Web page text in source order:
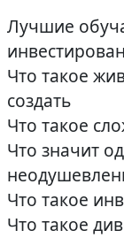
Лучшие
Что такое
создать
Что такое
Что значит
Что такое
Что такое